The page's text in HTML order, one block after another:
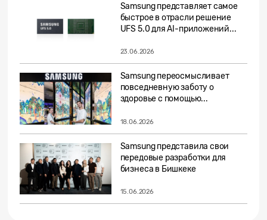
Samsung представляет самое
быстрое в отрасли решение
UFS 5.0 для AI-приложений...
23.06.2026
Samsung переосмысливает
повседневную заботу о
здоровье с помощью...
18.06.2026
Samsung представила свои
передовые разработки для
бизнеса в Бишкеке
15.06.2026